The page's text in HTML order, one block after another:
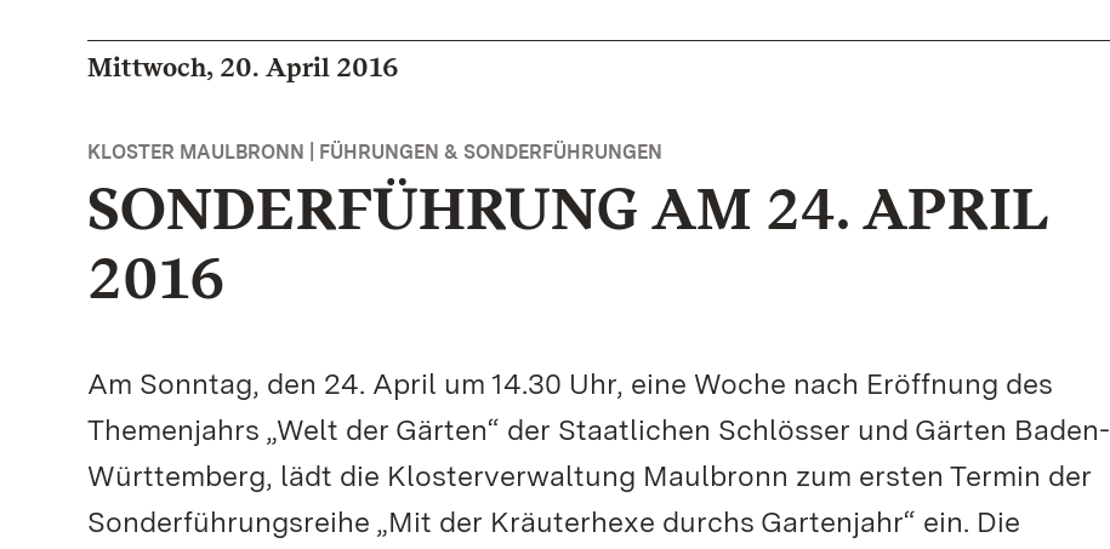
Mittwoch, 20. April 2016
KLOSTER MAULBRONN | FÜHRUNGEN & SONDERFÜHRUNGEN
SONDERFÜHRUNG AM 24. APRIL
2016
Am Sonntag, den 24. April um 14.30 Uhr, eine Woche nach Eröffnung des
Themenjahrs „Welt der Gärten“ der Staatlichen Schlösser und Gärten Baden-
Württemberg, lädt die Klosterverwaltung Maulbronn zum ersten Termin der
Sonderführungsreihe „Mit der Kräuterhexe durchs Gartenjahr“ ein. Die